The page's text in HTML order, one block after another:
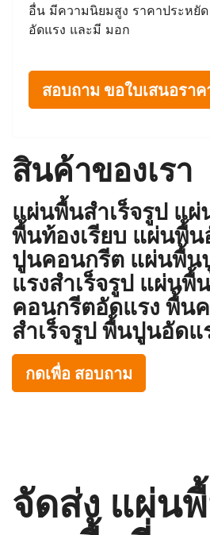
อื่น มีความนิยมสูง ราคาประหยัด
อัดแรง และมี มอก
สอบถาม ขอใบเสนอรา
สินค้าของเรา
แผ่นพื้นสำเร็จรูป แ
พื้นท้องเรียบ แผ่นพื้
ปูนคอนกรีต แผ่นพื้
แรงสำเร็จรูป แผ่นพื้
คอนกรีตอัดแรง พื้น
สำเร็จรูป พื้นปูนอัดแ
กดเพื่อ สอบถาม
จัดส่ง แผ่น